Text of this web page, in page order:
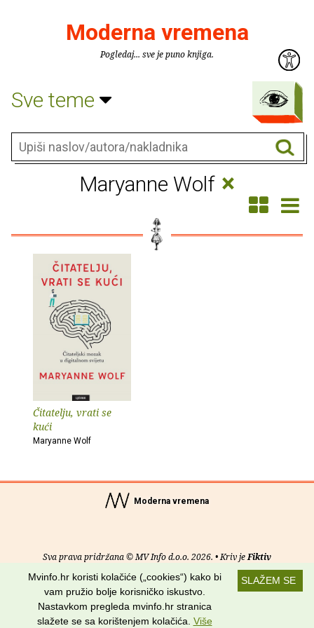
Moderna vremena
Pogledaj... sve je puno knjiga.
Sve teme
Maryanne Wolf ×
Čitatelju, vrati se
kući
Maryanne Wolf
Moderna vremena
Sva prava pridržana © MV Info d.o.o. 2026. • Kriv jeFiktiv
Uvjeti korištenja RSS kanali
Potraži nas na:
SLAŽEM SE
Mvinfo.hr koristi kolačiće („cookies“) kako bi
vam pružio bolje korisničko iskustvo.
Nastavkom pregleda mvinfo.hr stranica
slažete se sa korištenjem kolačića. Više